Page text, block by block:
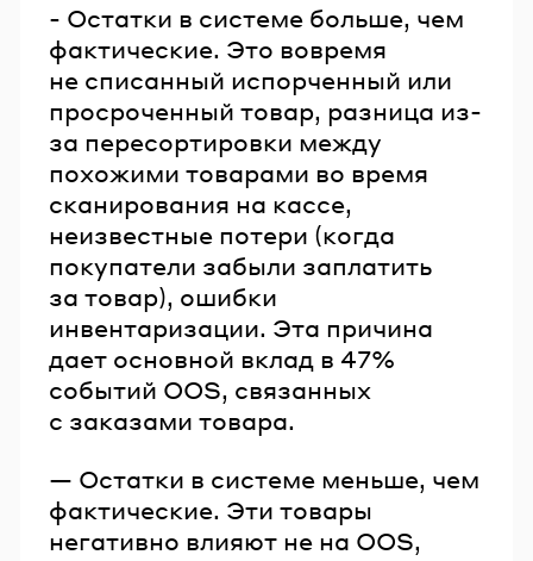
- Остатки в системе больше, чем
фактические. Это вовремя
не списанный испорченный или
просроченный товар, разница из-
за пересортировки между
похожими товарами во время
сканирования на кассе,
неизвестные потери (когда
покупатели забыли заплатить
за товар), ошибки
инвентаризации. Эта причина
дает основной вклад в 47%
событий OOS, связанных
с заказами товара.
— Остатки в системе меньше, чем
фактические. Эти товары
негативно влияют не на ООS,